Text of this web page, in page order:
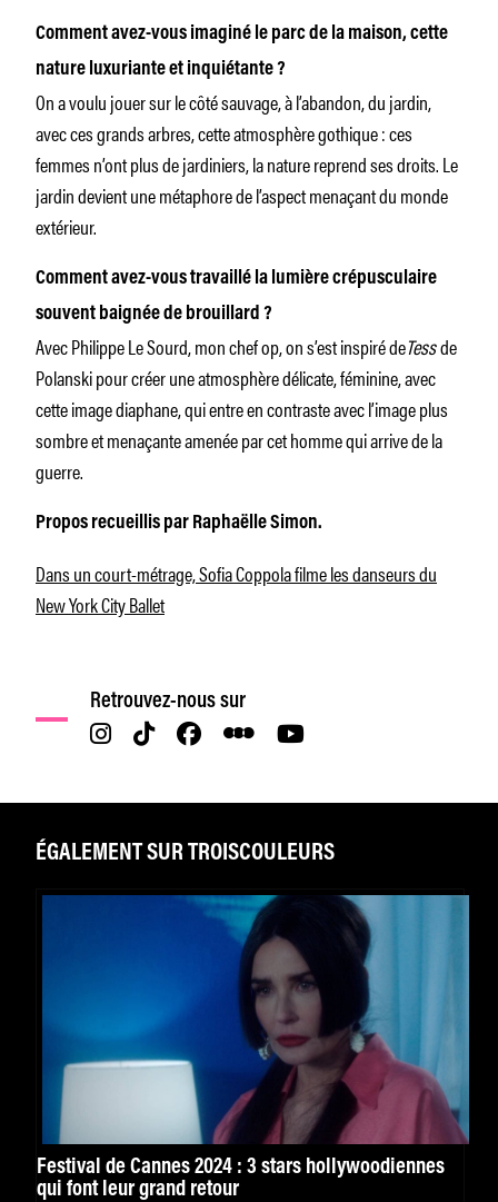
Comment avez-vous imaginé le parc de la maison, cette
nature luxuriante et inquiétante ?
On a voulu jouer sur le côté sauvage, à l’abandon, du jardin,
avec ces grands arbres, cette atmosphère gothique : ces
femmes n’ont plus de jardiniers, la nature reprend ses droits. Le
jardin devient une métaphore de l’aspect menaçant du monde
extérieur.
Comment avez-vous travaillé la lumière crépusculaire
souvent baignée de brouillard ?
Avec Philippe Le Sourd, mon chef op, on s’est inspiré deTessde
Polanski pour créer une atmosphère délicate, féminine, avec
cette image diaphane, qui entre en contraste avec l’image plus
sombre et menaçante amenée par cet homme qui arrive de la
guerre.
Propos recueillis par Raphaëlle Simon.
Dans un court-métrage, Sofia Coppola filme les danseurs du
New York City Ballet
Retrouvez-nous sur
ÉGALEMENT SUR TROISCOULEURS
Festival de Cannes 2024 : 3 stars hollywoodiennes
qui font leur grand retour